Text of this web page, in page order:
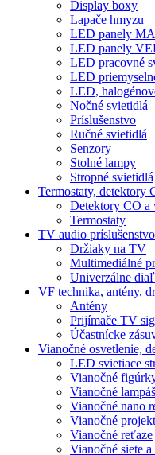
Display boxy
Lapače hmyzu
LED panely
LED panely
LED pracovné
LED
LED,
Nočné svietidlá
Príslušenstvo
Ručné svietidlá
Senzory
Stolné lampy
Stropné svietidlá
Termostaty, detektory
Detektory CO a
Termostaty
TV audio príslušenstvo
Držiaky na TV
Multimediálné
Univerzálne
VF technika, antény,
Antény
Prijímače TV
Účastnícke
Vianočné osvetlenie,
LED svietiace
Vianočné
Vianočné
Vianočné nano
Vianočné
Vianočné reťaze
Vianočné siete